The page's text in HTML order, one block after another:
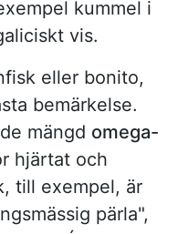
kummel i
vis.
eller bonito,
bemärkelse.
mängd omega-
hjärtat och
till exempel, är
pärla",